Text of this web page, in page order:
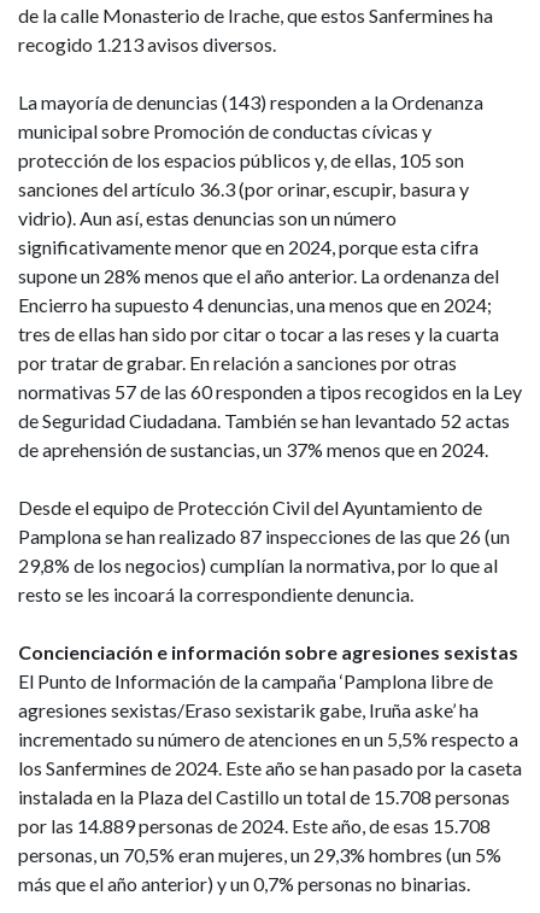
de la calle Monasterio de Irache, que estos Sanfermines ha
recogido 1.213 avisos diversos.
La mayoría de denuncias (143) responden a la Ordenanza
municipal sobre Promoción de conductas cívicas y
protección de los espacios públicos y, de ellas, 105 son
sanciones del artículo 36.3 (por orinar, escupir, basura y
vidrio). Aun así, estas denuncias son un número
significativamente menor que en 2024, porque esta cifra
supone un 28% menos que el año anterior. La ordenanza del
Encierro ha supuesto 4 denuncias, una menos que en 2024;
tres de ellas han sido por citar o tocar a las reses y la cuarta
por tratar de grabar. En relación a sanciones por otras
normativas 57 de las 60 responden a tipos recogidos en la Ley
de Seguridad Ciudadana. También se han levantado 52 actas
de aprehensión de sustancias, un 37% menos que en 2024.
Desde el equipo de Protección Civil del Ayuntamiento de
Pamplona se han realizado 87 inspecciones de las que 26 (un
29,8% de los negocios) cumplían la normativa, por lo que al
resto se les incoará la correspondiente denuncia.
Concienciación e información sobre agresiones sexistas
El Punto de Información de la campaña ‘Pamplona libre de
agresiones sexistas/Eraso sexistarik gabe, Iruña aske’ ha
incrementado su número de atenciones en un 5,5% respecto a
los Sanfermines de 2024. Este año se han pasado por la caseta
instalada en la Plaza del Castillo un total de 15.708 personas
por las 14.889 personas de 2024. Este año, de esas 15.708
personas, un 70,5% eran mujeres, un 29,3% hombres (un 5%
más que el año anterior) y un 0,7% personas no binarias.